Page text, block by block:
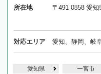
所在地 〒491-0858 愛
対応エリア 愛知、静岡、岐
愛知県 一宮市